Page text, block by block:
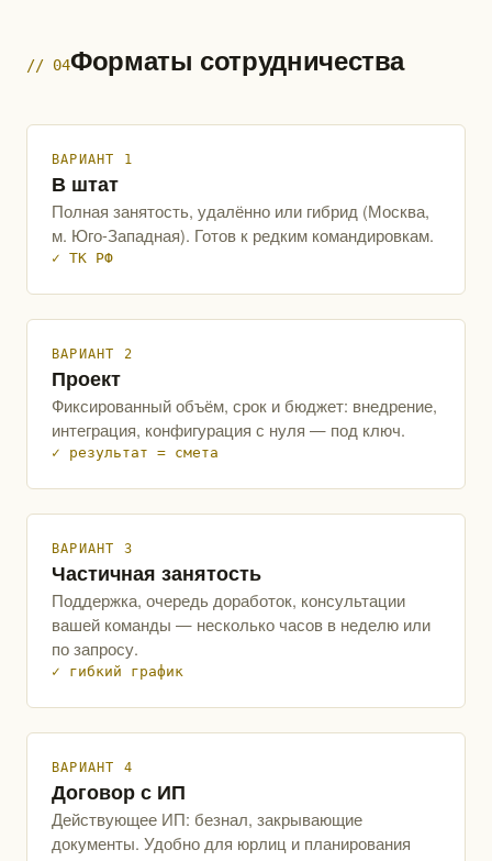
// 04Форматы сотрудничества
ВАРИАНТ 1
В штат
Полная занятость, удалённо или гибрид (Москва,
м. Юго-Западная). Готов к редким командировкам.
✓ ТК РФ
ВАРИАНТ 2
Проект
Фиксированный объём, срок и бюджет: внедрение,
интеграция, конфигурация с нуля — под ключ.
✓ результат = смета
ВАРИАНТ 3
Частичная занятость
Поддержка, очередь доработок, консультации
вашей команды — несколько часов в неделю или
по запросу.
✓ гибкий график
ВАРИАНТ 4
Договор с ИП
Действующее ИП: безнал, закрывающие
документы. Удобно для юрлиц и планирования